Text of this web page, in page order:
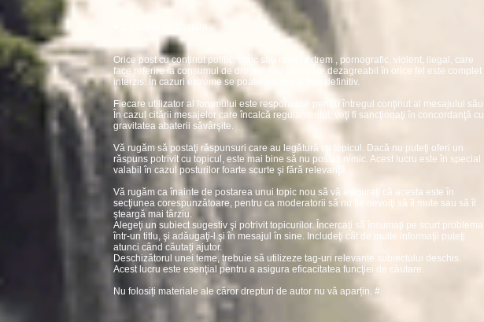
● 2. Reguli de postare
Orice post cu conţinut politic, etnic sau rasist extrem , pornografic, violent, ilegal, care
face referire la consumul de droguri sau care este dezagreabil în orice fel este complet
interzis. În cazuri extreme se poate ajunge la ban definitiv.
Fiecare utilizator al forumului este responsabil pentru întregul conţinut al mesajului său.
În cazul citării mesajelor care încalcă regulamentul, veţi fi sancţionaţi în concordanţă cu
gravitatea abaterii săvârşite.
Vă rugăm să postaţi răspunsuri care au legătură cu topicul. Dacă nu puteţi oferi un
răspuns potrivit cu topicul, este mai bine să nu postaţi nimic. Acest lucru este în special
valabil în cazul posturilor foarte scurte şi fără relevanţă.
Vă rugăm ca înainte de postarea unui topic nou să vă asiguraţi că acesta este în
secţiunea corespunzătoare, pentru ca moderatorii să nu fie nevoiţi să îl mute sau să îl
şteargă mai târziu.
Alegeţi un subiect sugestiv şi potrivit topicurilor. Încercaţi să însumaţi pe scurt problema
într-un titlu, şi adăugaţi-l şi în mesajul în sine. Includeţi cât de multe informaţii puteţi
atunci când căutaţi ajutor.
Deschizătorul unei teme, trebuie să utilizeze tag-uri relevante subiectului deschis.
Acest lucru este esenţial pentru a asigura eficacitatea funcţiei de căutare.
Nu folosiți materiale ale căror drepturi de autor nu vă aparțin. #